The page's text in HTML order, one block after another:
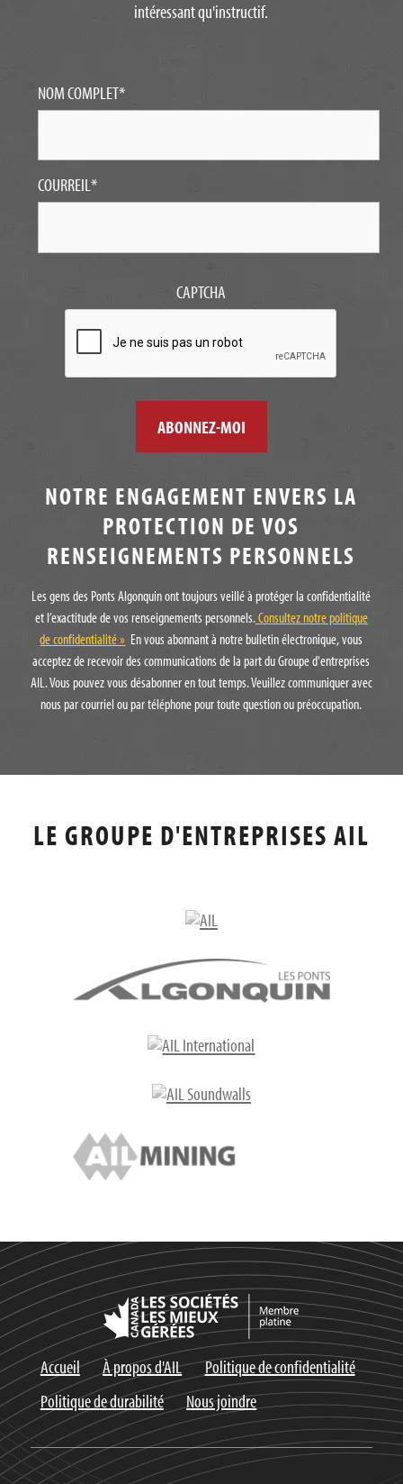
intéressant qu'instructif.
NOM COMPLET*
COURREIL*
CAPTCHA
NOTRE ENGAGEMENT ENVERS LA
PROTECTION DE VOS
RENSEIGNEMENTS PERSONNELS
Les gens des Ponts Algonquin ont toujours veillé à protéger la confidentialité
et l’exactitude de vos renseignements personnels.Consultez notre politique
de confidentialité » En vous abonnant à notre bulletin électronique, vous
acceptez de recevoir des communications de la part du Groupe d'entreprises
AIL. Vous pouvez vous désabonner en tout temps. Veuillez communiquer avec
nous par courriel ou par téléphone pour toute question ou préoccupation.
LE GROUPE D'ENTREPRISES AIL
Accueil À propos d'AIL
Politique de confidentialité
Politique de durabilité
Nous joindre